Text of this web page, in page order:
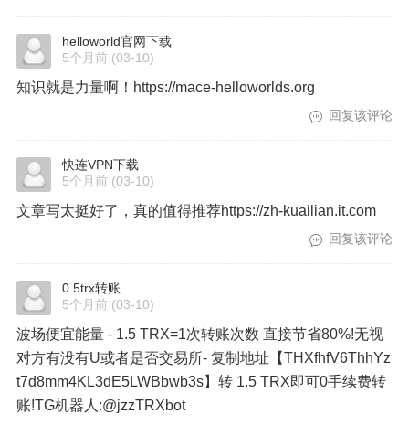
helloworld官网下载
5个月前 (03-10)
知识就是力量啊！https://mace-helloworlds.org
回复该评论
快连VPN下载
5个月前 (03-10)
文章写太挺好了，真的值得推荐https://zh-kuailian.it.com
回复该评论
0.5trx转账
5个月前 (03-10)
波场便宜能量 - 1.5 TRX=1次转账次数 直接节省80%!无视
对方有没有U或者是否交易所- 复制地址【THXfhfV6ThhYz
t7d8mm4KL3dE5LWBbwb3s】转 1.5 TRX即可0手续费转
账!TG机器人:@jzzTRXbot